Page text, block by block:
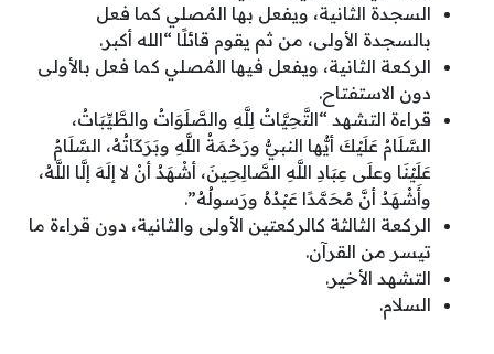
السجدة الثانية، ويفعل بها المُصلي كما فعل
بالسجدة الأولى، من ثم يقوم قائلًا “الله أكبر.
الركعة الثانية، ويفعل فيها المُصلي كما فعل بالأولى
دون الاستفتاح.
قراءة التشهد “التَّحِيَّاتُ لِلَّهِ والصَّلَوَاتُ والطَّيِّبَاتُ،
السَّلَامُ عَلَيْكَ أيُّها النبيُّ ورَحْمَةُ اللَّهِ وبَرَكَاتُهُ، السَّلَامُ
عَلَيْنَا وعلَى عِبَادِ اللَّهِ الصَّالِحِينَ، أشْهَدُ أنْ لا إلَهَ إلَّا اللَّهُ،
وأَشْهَدُ أنَّ مُحَمَّدًا عَبْدُهُ ورَسولُهُ”.
الركعة الثالثة كالركعتين الأولى والثانية، دون قراءة ما
تيسر من القرآن.
التشهد الأخير.
السلام.